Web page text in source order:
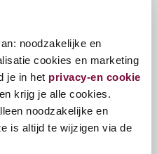
noodzakelijke en
cookies en marketing
je in het privacy-en cookie
krijg je alle cookies.
noodzakelijke en
is altijd te wijzigen via de